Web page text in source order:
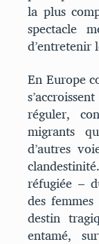
la plus
spectacle
En Europe
réguler,
migrants
d’autres
réfugiée –
des
destin
entamé,